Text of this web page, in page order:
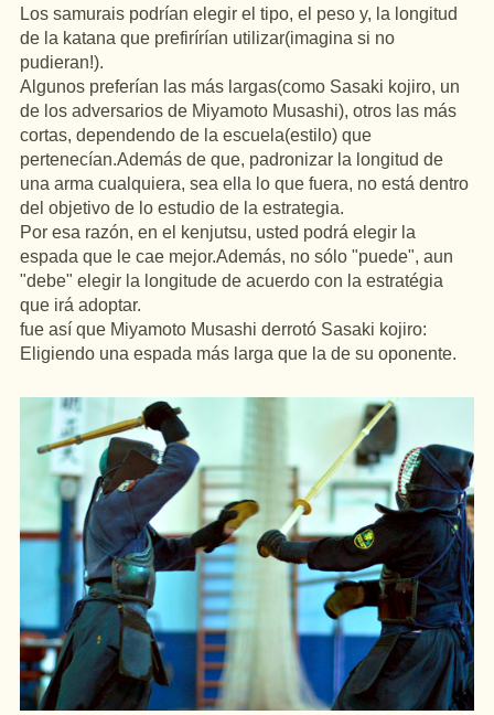
Los samurais podrían elegir el tipo, el peso y, la longitud
de la katana que prefirírían utilizar(imagina si no
pudieran!).
Algunos preferían las más largas(como Sasaki kojiro, un
de los adversarios de Miyamoto Musashi), otros las más
cortas, dependendo de la escuela(estilo) que
pertenecían.Además de que, padronizar la longitud de
una arma cualquiera, sea ella lo que fuera, no está dentro
del objetivo de lo estudio de la estrategia.
Por esa razón, en el kenjutsu, usted podrá elegir la
espada que le cae mejor.Además, no sólo "puede", aun
"debe" elegir la longitude de acuerdo con la estratégia
que irá adoptar.
fue así que Miyamoto Musashi derrotó Sasaki kojiro:
Eligiendo una espada más larga que la de su oponente.